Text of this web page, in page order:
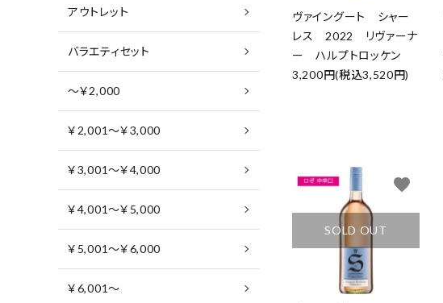
ヴァイングート シャー
レス 2022 リヴァーナ
ー ハルプトロッケン
3,200円(税込3,520円)
SOLD OUT
favorite
アウトレット
バラエティセット
～￥2,000
￥2,001～￥3,000
￥3,001～￥4,000
￥4,001～￥5,000
￥5,001～￥6,000
￥6,001～